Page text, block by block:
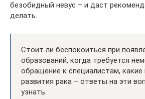
безобидный невус – и даст
делать.
Стоит ли беспокоиться при
образований, когда требуется
обращение к специалистам, какие
развития рака – ответы на эти
узнать.